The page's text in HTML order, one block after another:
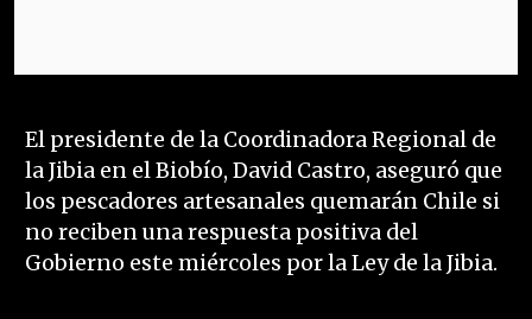
El presidente de la Coordinadora Regional de
la Jibia en el Biobío, David Castro, aseguró que
los pescadores artesanales quemarán Chile si
no reciben una respuesta positiva del
Gobierno este miércoles por la Ley de la Jibia.